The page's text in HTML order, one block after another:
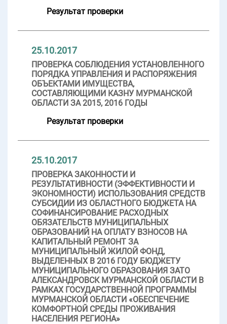
Результат проверки
25.10.2017
ПРОВЕРКА СОБЛЮДЕНИЯ УСТАНОВЛЕННОГО
ПОРЯДКА УПРАВЛЕНИЯ И РАСПОРЯЖЕНИЯ
ОБЪЕКТАМИ ИМУЩЕСТВА,
СОСТАВЛЯЮЩИМИ КАЗНУ МУРМАНСКОЙ
ОБЛАСТИ ЗА 2015, 2016 ГОДЫ
Результат проверки
25.10.2017
ПРОВЕРКА ЗАКОННОСТИ И
РЕЗУЛЬТАТИВНОСТИ (ЭФФЕКТИВНОСТИ И
ЭКОНОМНОСТИ) ИСПОЛЬЗОВАНИЯ СРЕДСТВ
СУБСИДИИ ИЗ ОБЛАСТНОГО БЮДЖЕТА НА
СОФИНАНСИРОВАНИЕ РАСХОДНЫХ
ОБЯЗАТЕЛЬСТВ МУНИЦИПАЛЬНЫХ
ОБРАЗОВАНИЙ НА ОПЛАТУ ВЗНОСОВ НА
КАПИТАЛЬНЫЙ РЕМОНТ ЗА
МУНИЦИПАЛЬНЫЙ ЖИЛОЙ ФОНД,
ВЫДЕЛЕННЫХ В 2016 ГОДУ БЮДЖЕТУ
МУНИЦИПАЛЬНОГО ОБРАЗОВАНИЯ ЗАТО
АЛЕКСАНДРОВСК МУРМАНСКОЙ ОБЛАСТИ В
РАМКАХ ГОСУДАРСТВЕННОЙ ПРОГРАММЫ
МУРМАНСКОЙ ОБЛАСТИ «ОБЕСПЕЧЕНИЕ
КОМФОРТНОЙ СРЕДЫ ПРОЖИВАНИЯ
НАСЕЛЕНИЯ РЕГИОНА»